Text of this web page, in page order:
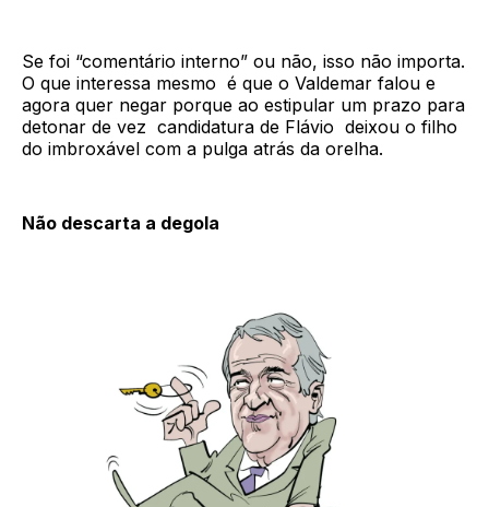
Se foi “comentário interno” ou não, isso não importa.
O que interessa mesmo é que o Valdemar falou e
agora quer negar porque ao estipular um prazo para
detonar de vez candidatura de Flávio deixou o filho
do imbroxável com a pulga atrás da orelha.
Não descarta a degola